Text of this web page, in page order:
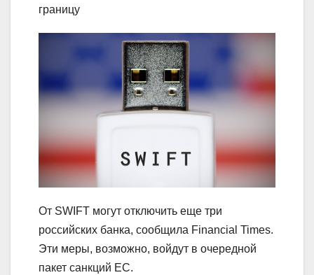
границу
От SWIFT могут отключить еще три
российских банка, сообщила Financial Times.
Эти меры, возможно, войдут в очередной
пакет санкций ЕС.